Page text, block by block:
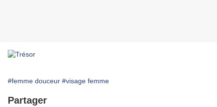
#femme douceur #visage femme
Partager